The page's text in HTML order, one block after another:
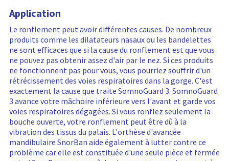
Application
Le ronflement peut avoir différentes causes. De nombreux
produits comme les dilatateurs nasaux ou les bandelettes
ne sont efficaces que si la cause du ronflement est que vous
ne pouvez pas obtenir assez d'air par le nez. Si ces produits
ne fonctionnent pas pour vous, vous pourriez souffrir d'un
rétrécissement des voies respiratoires dans la gorge. C'est
exactement la cause que traite SomnoGuard 3. SomnoGuard
3 avance votre mâchoire inférieure vers l'avant et garde vos
voies respiratoires dégagées. Si vous ronflez seulement la
bouche ouverte, votre ronflement peut être dû à la
vibration des tissus du palais. L'orthèse d'avancée
mandibulaire SnorBan aide également à lutter contre ce
problème car elle est constituée d'une seule pièce et fermée